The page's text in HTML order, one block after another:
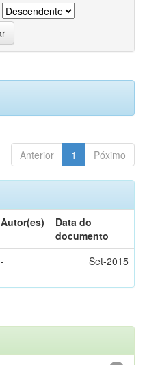
Anterior 1 Póximo
Autor(es)
Data do
documento
- Set-2015